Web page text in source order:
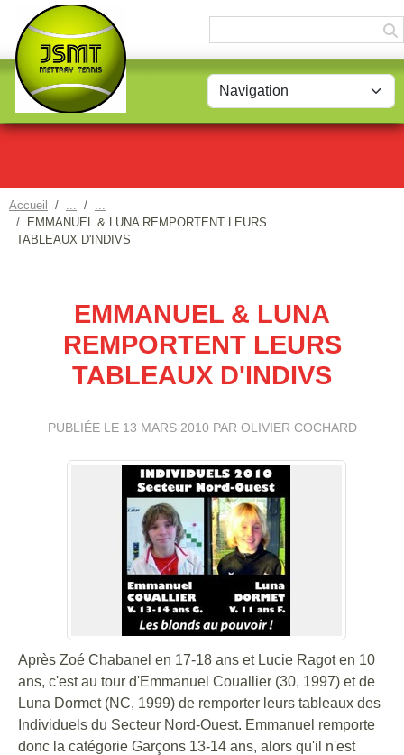
Accueil
EMMANUEL & LUNA REMPORTENT LEURS
TABLEAUX D'INDIVS
EMMANUEL & LUNA
REMPORTENT LEURS
TABLEAUX D'INDIVS
PUBLIÉE LE 13 MARS 2010 PAR OLIVIER COCHARD
Après Zoé Chabanel en 17-18 ans et Lucie Ragot en 10
ans, c'est au tour d'Emmanuel Couallier (30, 1997) et de
Luna Dormet (NC, 1999) de remporter leurs tableaux des
Individuels du Secteur Nord-Ouest. Emmanuel remporte
donc la catégorie Garçons 13-14 ans, alors qu'il n'est
Panneau de gestion des cookies